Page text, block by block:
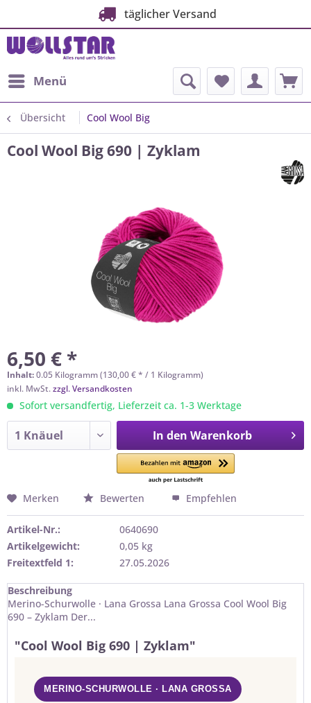
täglicher Versand
Menü
Übersicht Cool Wool Big
Cool Wool Big 690 | Zyklam
6,50 € *
Inhalt:0.05 Kilogramm (130,00 € * / 1 Kilogramm)
inkl. MwSt.zzgl. Versandkosten
Sofort versandfertig, Lieferzeit ca. 1-3 Werktage
In den Warenkorb
Merken Bewerten Empfehlen
Artikel-Nr.:
0640690
Artikelgewicht:
0,05 kg
Freitextfeld 1:
27.05.2026
Beschreibung
Merino-Schurwolle · Lana Grossa Lana Grossa Cool Wool Big
690 – Zyklam Der...
"Cool Wool Big 690 | Zyklam"
MERINO-SCHURWOLLE · LANA GROSSA